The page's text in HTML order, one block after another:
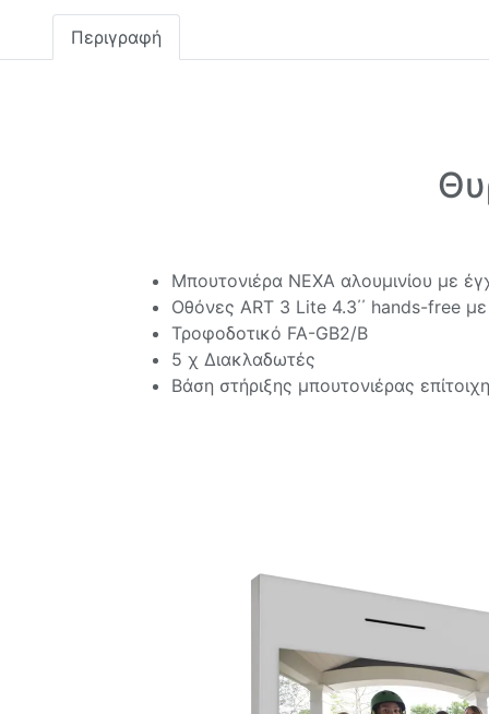
Περιγραφή
Μπουτονιέρα NEXA αλουμινίου με
Οθόνες ART 3 Lite 4.3΄΄ hands-free
Τροφοδοτικό FA-GB2/B
5 χ Διακλαδωτές
Βάση στήριξης μπουτονιέρας επίτοιχη